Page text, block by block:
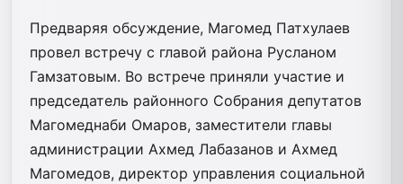
Предваряя обсуждение, Магомед Патхулаев
провел встречу с главой района Русланом
Гамзатовым. Во встрече приняли участие и
председатель районного Собрания депутатов
Магомеднаби Омаров, заместители главы
администрации Ахмед Лабазанов и Ахмед
Магомедов, директор управления социальной